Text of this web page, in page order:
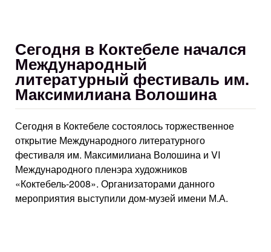
Сегодня в Коктебеле начался
Международный
литературный фестиваль им.
Максимилиана Волошина
Сегодня в Коктебеле состоялось торжественное
открытие Международного литературного
фестиваля им. Максимилиана Волошина и VI
Международного пленэра художников
«Коктебель-2008». Организаторами данного
мероприятия выступили дом-музей имени М.А.